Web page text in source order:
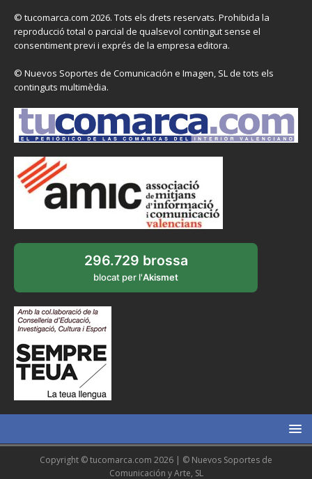
© tucomarca.com 2026. Tots els drets reservats. Prohibida la
reproducció total o parcial de qualsevol contingut sense el
consentiment previ i exprés de la empresa editora.
© Nuevos Soportes de Comunicación e Imagen, SL de tots els
continguts multimèdia.
296.729 brossa
blocat per l'Akismet
Copyright © tucomarca.com 2026 | © Nuevos Soportes de
Comunicación y Arte, SL